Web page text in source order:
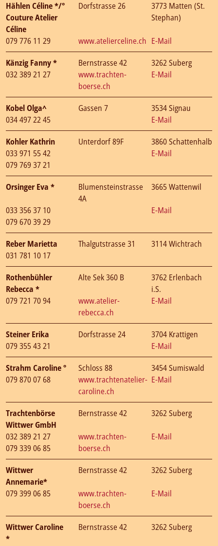
Hählen Céline */°
Couture Atelier
Céline
Dorfstrasse 26
3773 Matten (St.
Stephan)
079 776 11 29 www.atelierceline.ch E-Mail
Känzig Fanny * Bernstrasse 42
3262 Suberg
032 389 21 27
www.trachten-
boerse.ch
E-Mail
Kobel Olga^ Gassen 7
3534 Signau
034 497 22 45
E-Mail
Kohler Kathrin Unterdorf 89F
3860 Schattenhalb
033 971 55 42
079 769 37 21
E-Mail
Orsinger Eva *
Blumensteinstrasse
4A
3665 Wattenwil
033 356 37 10
079 670 39 29
E-Mail
Reber Marietta Thalgutstrasse 31
3114 Wichtrach
031 781 10 17
Rothenbühler
Rebecca *
Alte Sek 360 B
3762 Erlenbach
i.S.
079 721 70 94
www.atelier-
rebecca.ch
E-Mail
Steiner Erika Dorfstrasse 24
3704 Krattigen
079 355 43 21
E-Mail
Strahm Caroline ° Schloss 88
3454 Sumiswald
079 870 07 68
www.trachtenatelier-
caroline.ch
E-Mail
Trachtenbörse
Wittwer GmbH
Bernstrasse 42 3262 Suberg
032 389 21 27
079 339 06 85
www.trachten-
boerse.ch
E-Mail
Wittwer
Annemarie*
Bernstrasse 42 3262 Suberg
079 399 06 85
www.trachten-
boerse.ch
E-Mail
Wittwer Caroline
*
Bernstrasse 42 3262 Suberg